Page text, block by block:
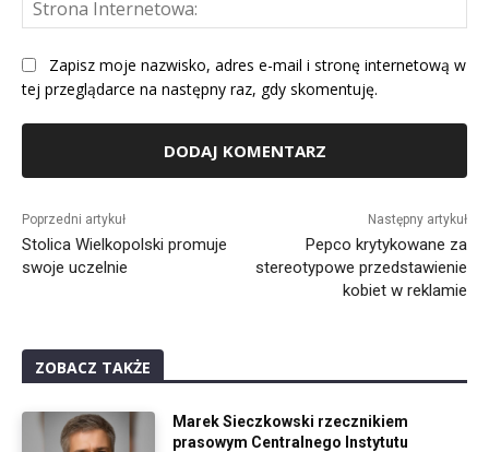
Zapisz moje nazwisko, adres e-mail i stronę internetową w
tej przeglądarce na następny raz, gdy skomentuję.
Poprzedni artykuł
Stolica Wielkopolski promuje
swoje uczelnie
Następny artykuł
Pepco krytykowane za
stereotypowe przedstawienie
kobiet w reklamie
ZOBACZ TAKŻE
Marek Sieczkowski rzecznikiem
prasowym Centralnego Instytutu